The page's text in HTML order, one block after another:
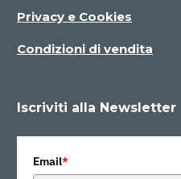
Privacy e Cookies
Condizioni di vendita
Iscriviti alla Newsletter
Email*